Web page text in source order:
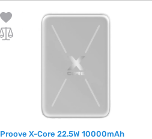
Proove X-Core 22.5W 10000mAh